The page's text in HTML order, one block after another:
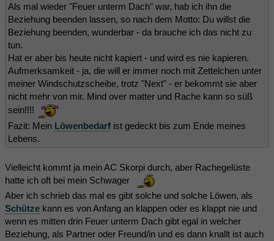
Als mal wieder "Feuer unterm Dach" war, hab ich ihn die
Beziehung beenden lassen, so nach dem Motto: Du willst die
Beziehung beenden, wunderbar - da brauche ich das nicht zu
tun.
Hat er aber bis heute nicht kapiert - und wird es nie kapieren.
Aufmerksamkeit - ja, die will er immer noch mit Zettelchen unter
meiner Windschutzscheibe, trotz "Next" - er bekommt sie aber
nicht mehr von mir. Mind over matter und Rache kann so süß
sein!!!!
Fazit: Mein Löwenbedarf ist gedeckt bis zum Ende meines
Lebens.
Vielleicht kommt ja mein AC Skorpi durch, aber Rachegelüste
hatte ich oft bei mein Schwager
Aber ich schrieb das mal es gibt solche und solche Löwen, als
Schütze kann es von Anfang an klappen oder es klappt nie und
wenn es mitten drin Feuer unterm Dach gibt egal in welcher
Beziehung, als Partner oder Freund/in und es dann knallt ist auch